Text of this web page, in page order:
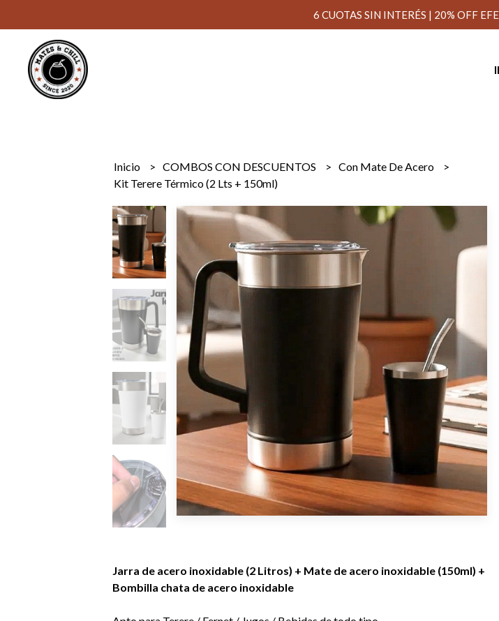
6 CUOTAS SIN INTERÉS | 20% OFF
Inicio COMBOS CON DESCUENTOS
Con Mate De Acero
Kit Terere Térmico (2 Lts + 150ml)
Jarra de acero inoxidable (2 Litros) + Mate de acero inoxidable (150ml) +
Bombilla chata de acero inoxidable